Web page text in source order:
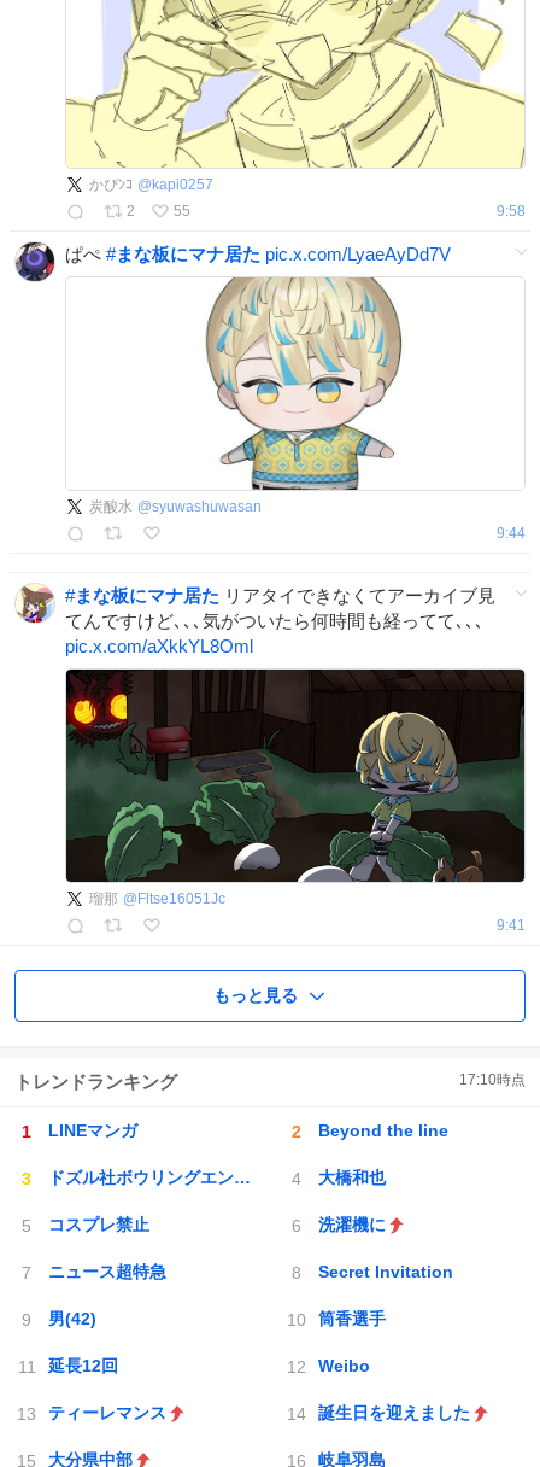
かぴﾝｺ @ kapi0257
2
55 9:58
ぱぺ #まな板にマナ居た pic.x.com/LyaeAyDd7V
炭酸水 @syuwashuwasan
9:44
#まな板にマナ居た リアタイできなくてアーカイブ見
てんですけど､､､気がついたら何時間も経ってて､､､
pic.x.com/aXkkYL8Oml
瑠那 @ Fltse16051Jc
9:41
もっと見る
トレンドランキング 17:10時点
LINEマンガ Beyond the line
ドズル社ボウリングエンドラ討伐 大橋和也
コスプレ禁止 洗濯機に
ニュース超特急 Secret Invitation
男(42) 筒香選手
延長12回 Weibo
ティーレマンス 誕生日を迎えました
大分県中部 岐阜羽島